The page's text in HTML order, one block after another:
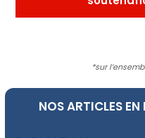
*sur
NOS ARTICLES